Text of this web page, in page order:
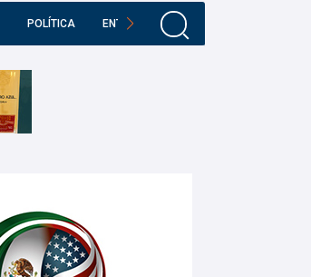
POLÍTICA ENTRETENIMIENTO